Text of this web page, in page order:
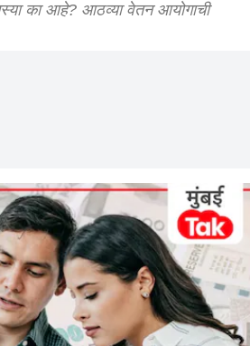
का आहे? आठव्या वेतन आयोगाची